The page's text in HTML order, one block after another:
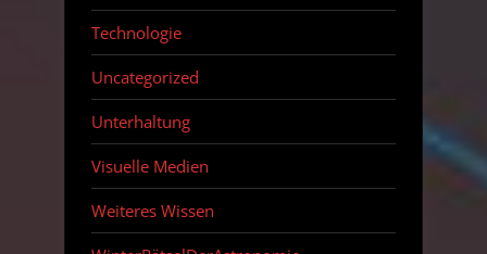
Technologie
Uncategorized
Unterhaltung
Visuelle Medien
Weiteres Wissen